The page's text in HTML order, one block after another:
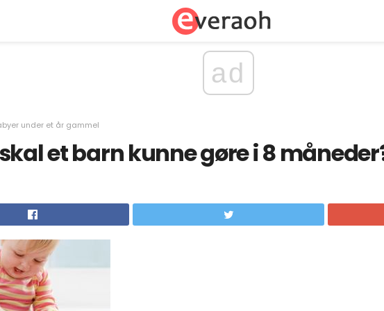
ad
under et år gammel
et barn kunne gøre i 8